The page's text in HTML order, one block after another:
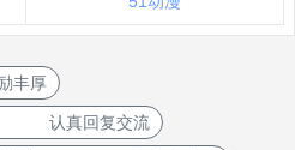
丰厚
认真回复交流